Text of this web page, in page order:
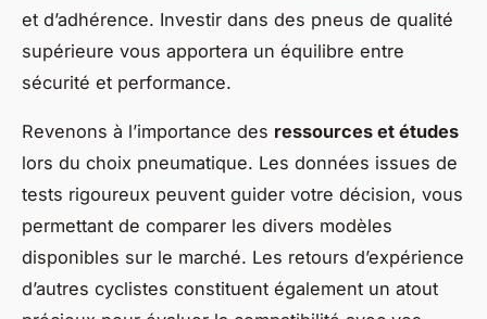
et d’adhérence. Investir dans des pneus de qualité
supérieure vous apportera un équilibre entre
sécurité et performance.
Revenons à l’importance des ressources et études
lors du choix pneumatique. Les données issues de
tests rigoureux peuvent guider votre décision, vous
permettant de comparer les divers modèles
disponibles sur le marché. Les retours d’expérience
d’autres cyclistes constituent également un atout